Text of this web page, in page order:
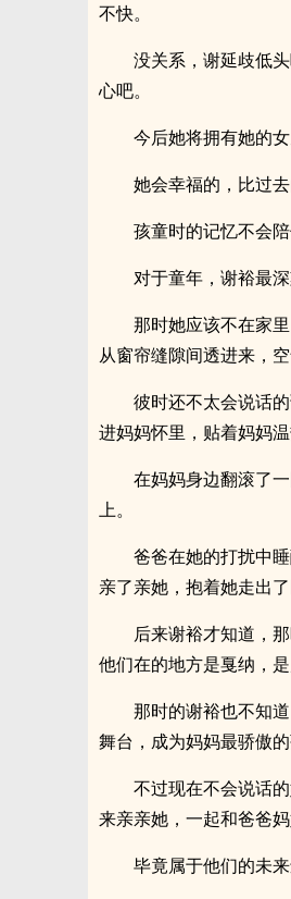
不快。
没关系，谢延歧低
心吧。
今后她将拥有她的
她会幸福的，比过
孩童时的记忆不会
对于童年，谢裕最
那时她应该不在家
从窗帘缝隙间透进来，
彼时还不太会说话
进妈妈怀里，贴着妈妈温
在妈妈身边翻滚了
上。
爸爸在她的打扰中
亲了亲她，抱着她走出了
后来谢裕才知道，
他们在的地方是戛纳，
那时的谢裕也不知
舞台，成为妈妈最骄傲
不过现在不会说话
来亲亲她，一起和爸爸
毕竟属于他们的未